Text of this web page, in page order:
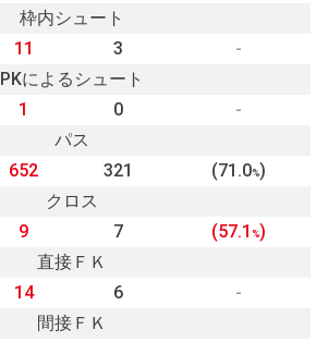
枠内シュート
11 3
-
PKによるシュート
1 0
-
パス
652 321 (71.0%)
クロス
9 7 (57.1 %)
直接ＦＫ
14 6
-
間接ＦＫ